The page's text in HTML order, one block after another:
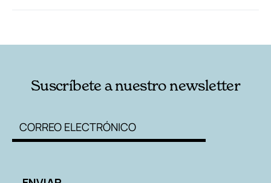
Suscríbete a nuestro newsletter